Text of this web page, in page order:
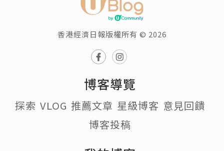
發佈於 39分鐘前
不少人在照鏡子或拍照時，會發現只要一
笑，眼角就會浮現細細的紋路。其實，眼
周細紋並不完全代表肌膚突然老化，而是
眼周結構、表情習慣與生活方式共同影響